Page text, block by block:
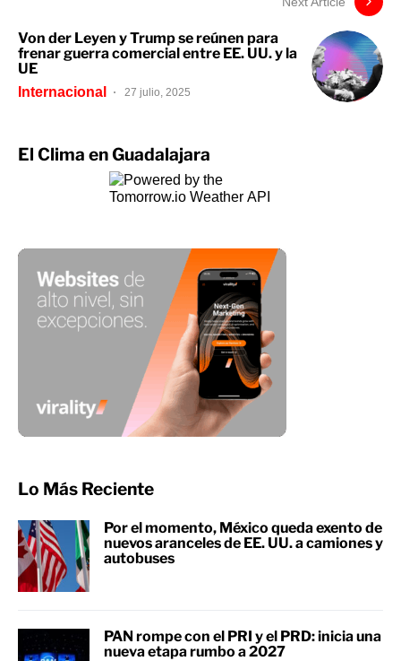
Von der Leyen y Trump se reúnen para
frenar guerra comercial entre EE. UU. y la
UE
Internacional 27 julio, 2025
El Clima en Guadalajara
Lo Más Reciente
Por el momento, México queda exento de
nuevos aranceles de EE. UU. a camiones y
autobuses
PAN rompe con el PRI y el PRD: inicia una
nueva etapa rumbo a 2027